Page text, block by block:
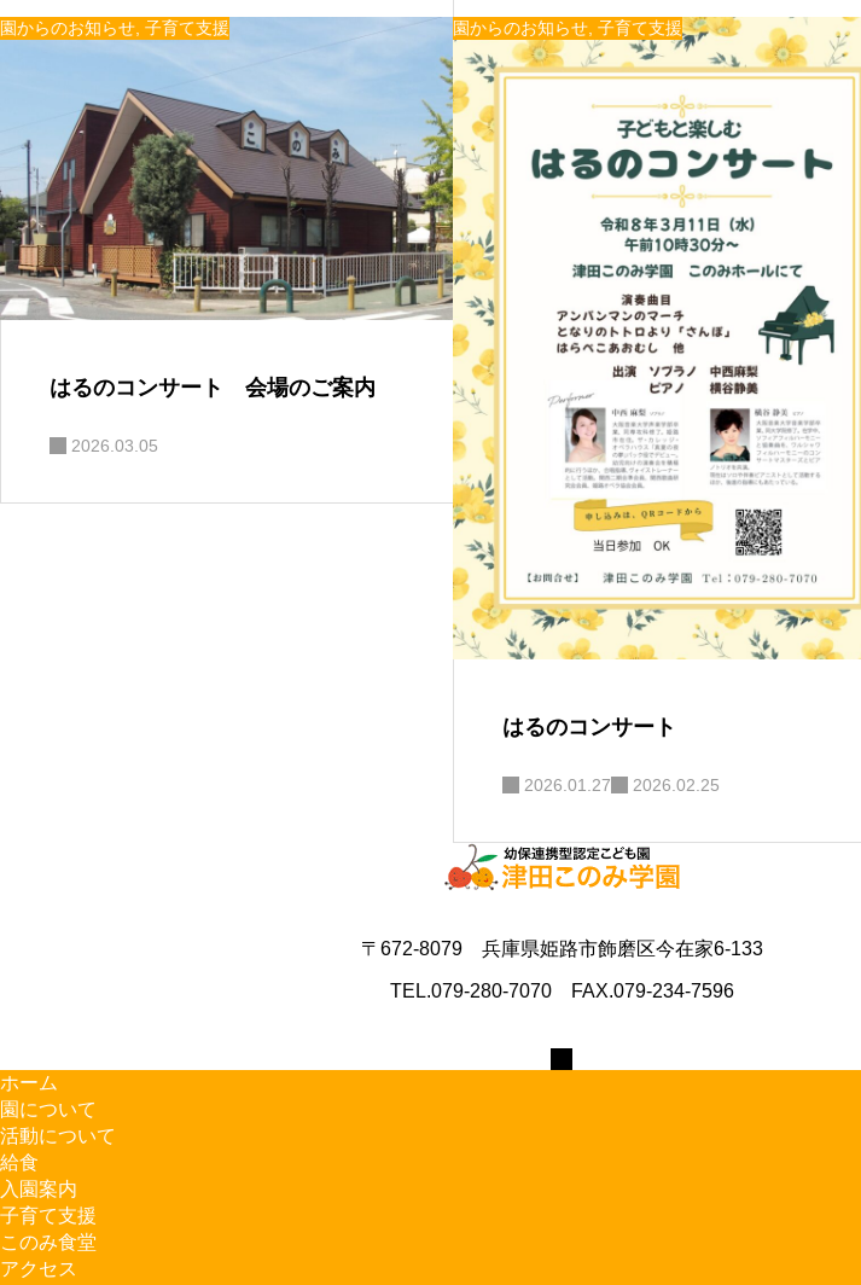
園からのお知らせ, 子育て支援
はるのコンサート 会場のご案内
2026.03.05
園からのお知らせ, 子育て支援
はるのコンサート
2026.01.27 2026.02.25
〒672-8079 兵庫県姫路市飾磨区今在家6-133
TEL.079-280-7070 FAX.079-234-7596
ホーム
園について
活動について
給食
入園案内
子育て支援
このみ食堂
アクセス